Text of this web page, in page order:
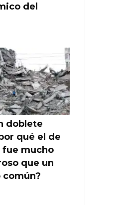
del
doblete
qué el de
fue mucho
que un